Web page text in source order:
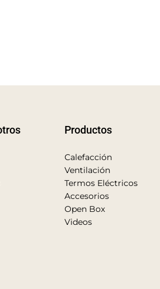
Productos
Calefacción
Ventilación
Termos Eléctricos
Accesorios
Open Box
Videos